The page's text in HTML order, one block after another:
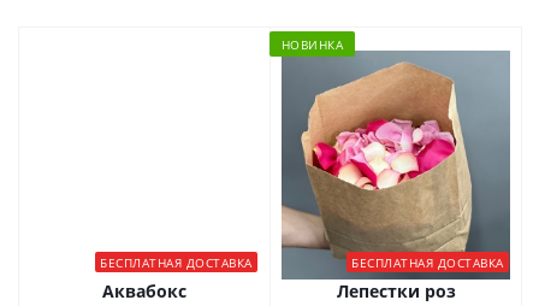
БЕСПЛАТНАЯ ДОСТАВКА
Аквабокс
НОВИНКА
БЕСПЛАТНАЯ ДОСТАВКА
Лепестки роз